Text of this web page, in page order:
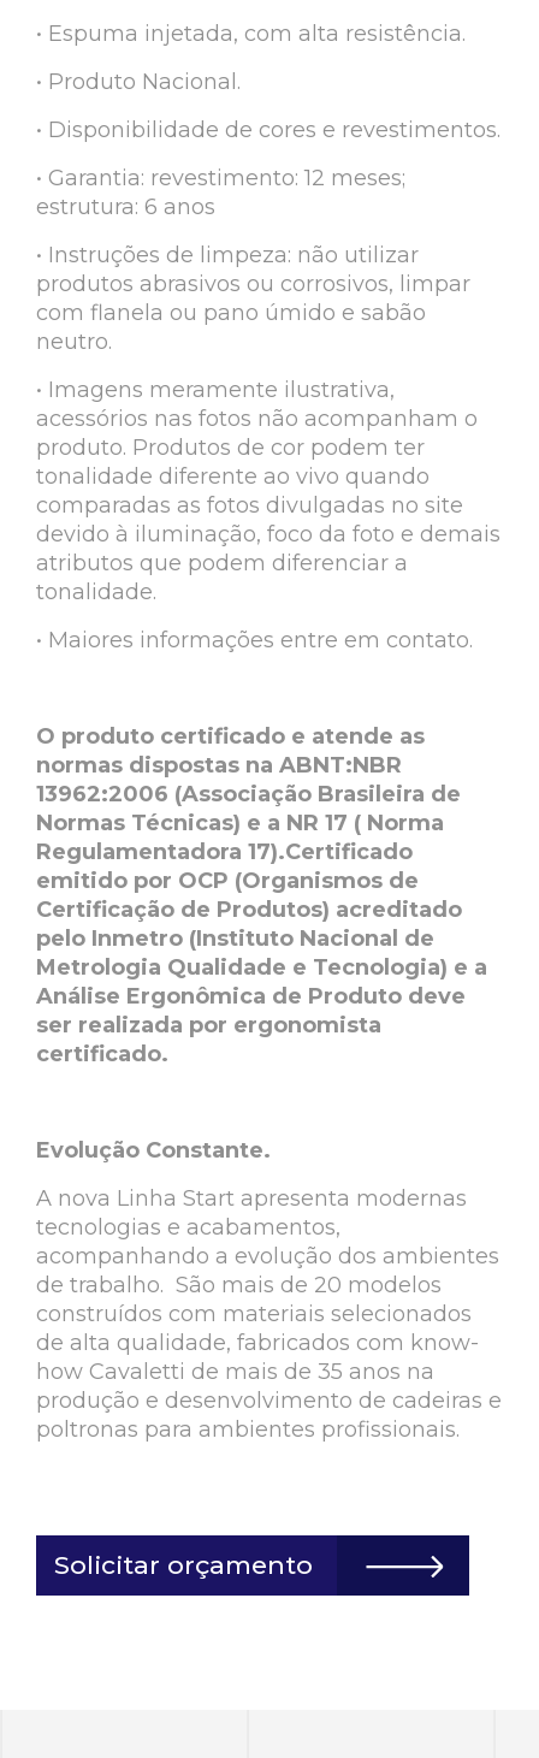
• Espuma injetada, com alta resistência.
• Produto Nacional.
• Disponibilidade de cores e revestimentos.
• Garantia: revestimento: 12 meses;
estrutura: 6 anos
• Instruções de limpeza: não utilizar
produtos abrasivos ou corrosivos, limpar
com flanela ou pano úmido e sabão
neutro.
• Imagens meramente ilustrativa,
acessórios nas fotos não acompanham o
produto. Produtos de cor podem ter
tonalidade diferente ao vivo quando
comparadas as fotos divulgadas no site
devido à iluminação, foco da foto e demais
atributos que podem diferenciar a
tonalidade.
• Maiores informações entre em contato.
O produto certificado e atende as
normas dispostas na ABNT:NBR
13962:2006 (Associação Brasileira de
Normas Técnicas) e a NR 17 ( Norma
Regulamentadora 17).Certificado
emitido por OCP (Organismos de
Certificação de Produtos) acreditado
pelo Inmetro (Instituto Nacional de
Metrologia Qualidade e Tecnologia) e a
Análise Ergonômica de Produto deve
ser realizada por ergonomista
certificado.
Evolução Constante.
A nova Linha Start apresenta modernas
tecnologias e acabamentos,
acompanhando a evolução dos ambientes
de trabalho. São mais de 20 modelos
construídos com materiais selecionados
de alta qualidade, fabricados com know-
how Cavaletti de mais de 35 anos na
produção e desenvolvimento de cadeiras e
poltronas para ambientes profissionais.
Solicitar orçamento